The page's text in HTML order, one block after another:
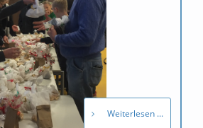
Weiterlesen ...